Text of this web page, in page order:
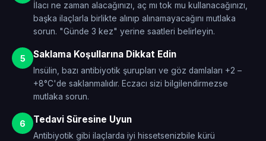
İlacı ne zaman alacağınızı, aç mı tok mu kullanacağınızı,
başka ilaçlarla birlikte alınıp alınamayacağını mutlaka
sorun. "Günde 3 kez" yerine saatleri belirleyin.
5 Saklama Koşullarına Dikkat Edin
Insülin, bazı antibiyotik şurupları ve göz damlaları +2 –
+8°C'de saklanmalıdır. Eczacı sizi bilgilendirmezse
mutlaka sorun.
6 Tedavi Süresine Uyun
Antibiyotik gibi ilaçlarda iyi hissetsenizbile kürü